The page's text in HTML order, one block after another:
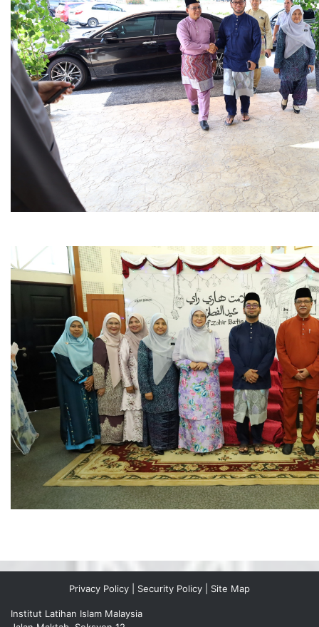
Privacy Policy Security Policy Site Map
Institut Latihan Islam Malaysia